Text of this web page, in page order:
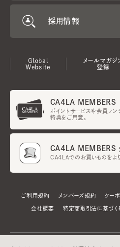
採用情報
Global
Website
メールマガジ
登録
CA4LA MEMBERS
ポイントサービスや会員ラン
特典をご用意。
CA4LA MEMBERS
CA4LAでのお買いものをよ
ご利用規約 メンバーズ規約 クー
会社概要 特定商取引法に基づく